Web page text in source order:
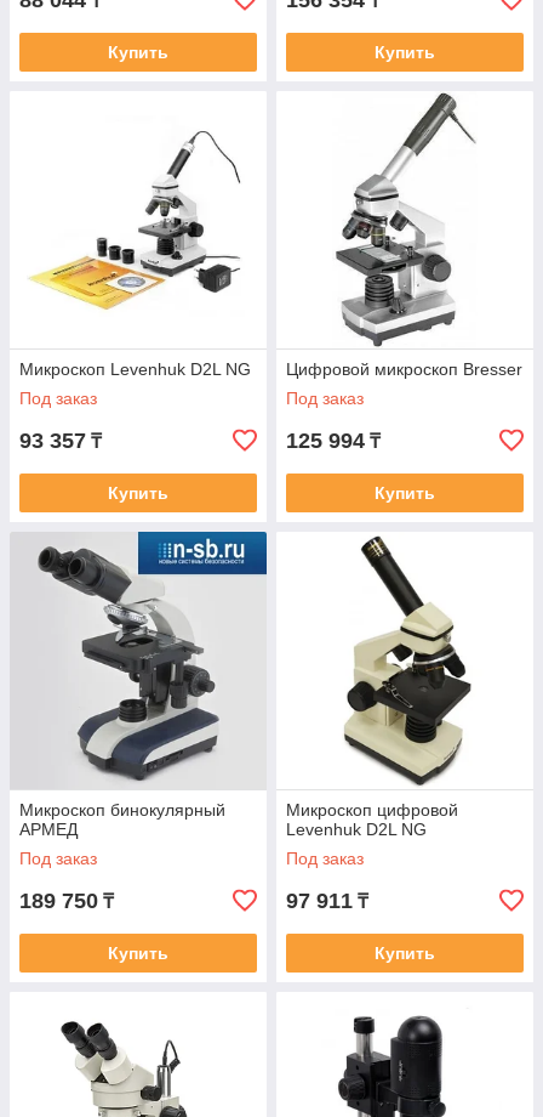
Купить Купить
Микроскоп Levenhuk D2L NG
Под заказ
93 357 ₸
Купить
Цифровой микроскоп Bresser
Под заказ
125 994 ₸
Купить
Микроскоп бинокулярный
АРМЕД
Под заказ
189 750 ₸
Купить
Микроскоп цифровой
Levenhuk D2L NG
Под заказ
97 911 ₸
Купить